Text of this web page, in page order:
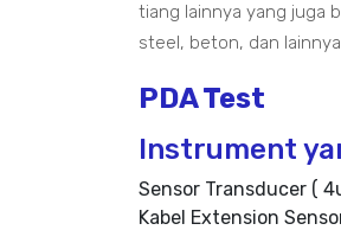
tiang lainnya yang juga
steel, beton, dan
PDA Test
Instrument
Sensor Transducer (
Kabel Extension